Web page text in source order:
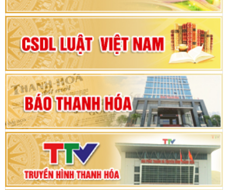
nhiệm kỳ 2025 – 2030
Đại hội Đảng bộ xã Yên Ninh lần thứ nhất,
nhiệm kỳ 2025 - 2030
Khai mạc Kỳ họp bất thường lần thứ 9, Quốc
hội khóa XV
Phiên thảo luận Kỳ họp thứ 24, HĐND tỉnh
Thanh Hóa khóa XVIII, nhiệm kỳ 2021 - 2026
Bế mạc Kỳ họp thứ hai bốn, Hội đồng nhân dân
tỉnh khoá XVIII